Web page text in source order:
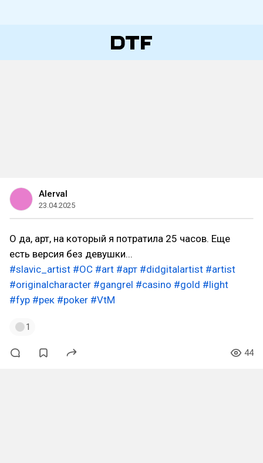
Alerval
23.04.2025
О да, арт, на который я потратила 25 часов. Еще
есть версия без девушки...
#slavic_artist #OC #art #арт #didgitalartist #artist
#originalcharacter #gangrel #casino #gold #light
#fyp #рек #poker #VtM
1
44